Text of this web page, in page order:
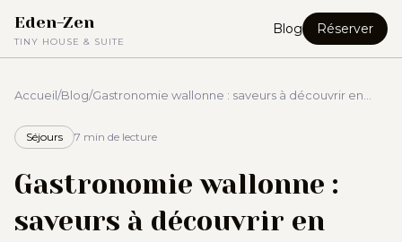
Eden-Zen
TINY HOUSE & SUITE
Blog Réserver
Accueil/Blog/Gastronomie wallonne : saveurs à découvrir en
Séjours 7 min de lecture
Gastronomie wallonne :
saveurs à découvrir en